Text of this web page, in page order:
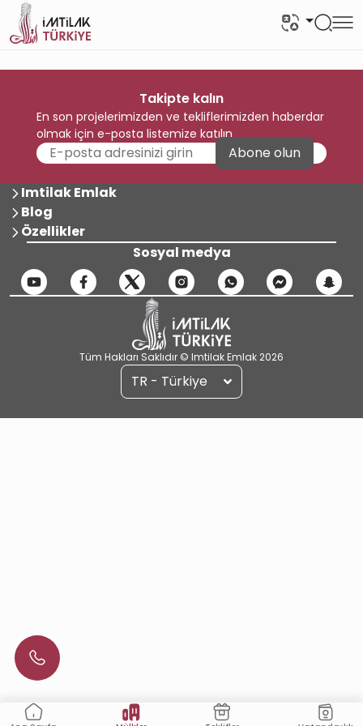
Takipte kalın
En son projelerimizden ve tekliflerimizden haberdar
olmak için e-posta listemize katılın
Abone olun
Imtilak Emlak
Blog
Özellikler
Sosyal medya
Tüm Hakları Saklıdır © Imtilak Emlak 2026
TR - Türkiye